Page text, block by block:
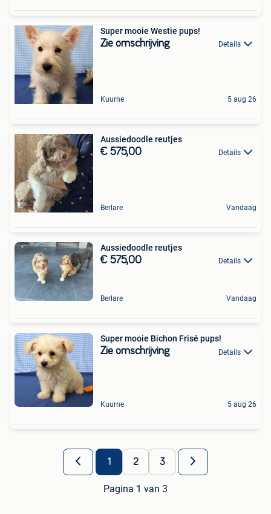
Super mooie Westie pups!
Zie omschrijving Details
Kuurne 5 aug 26
Aussiedoodle reutjes
€ 575,00 Details
Berlare Vandaag
Aussiedoodle reutjes
€ 575,00 Details
Berlare Vandaag
Super mooie Bichon Frisé pups!
Zie omschrijving Details
Kuurne 5 aug 26
1 2 3
Pagina 1 van 3